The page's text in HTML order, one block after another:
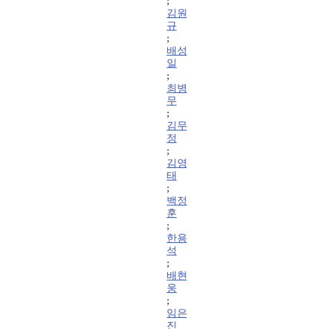
김원
규
;
배성
일
;
최병
무
;
김무
정
;
김영
태
;
백정
훈
;
한용
석
;
배현
웅
;
임은
진